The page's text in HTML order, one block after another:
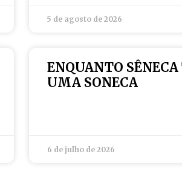
5 de agosto de 2026
ENQUANTO
UMA SONECA
6 de julho de 2026